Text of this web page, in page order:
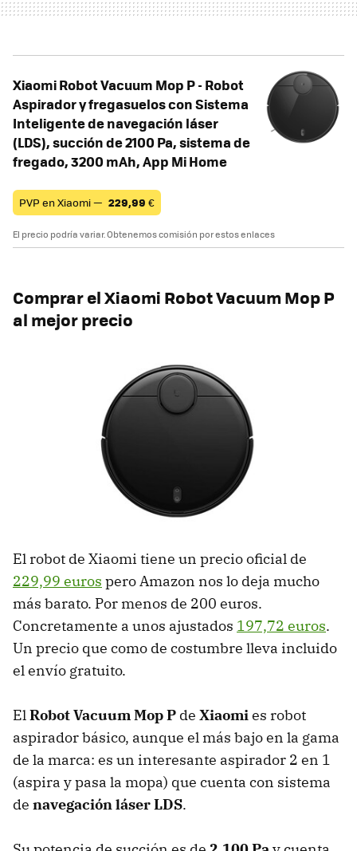
Xiaomi Robot Vacuum Mop P - Robot
Aspirador y fregasuelos con Sistema
Inteligente de navegación láser
(LDS), succión de 2100 Pa, sistema de
fregado, 3200 mAh, App Mi Home
PVP en Xiaomi — 229,99 €
El precio podría variar. Obtenemos comisión por estos enlaces
Comprar el Xiaomi Robot Vacuum Mop P
al mejor precio
El robot de Xiaomi tiene un precio oficial de
229,99 euros pero Amazon nos lo deja mucho
más barato. Por menos de 200 euros.
Concretamente a unos ajustados 197,72 euros.
Un precio que como de costumbre lleva incluido
el envío gratuito.
ElRobot Vacuum Mop P de Xiaomies robot
aspirador básico, aunque el más bajo en la gama
de la marca: es un interesante aspirador 2 en 1
(aspira y pasa la mopa) que cuenta con sistema
de navegación láser LDS.